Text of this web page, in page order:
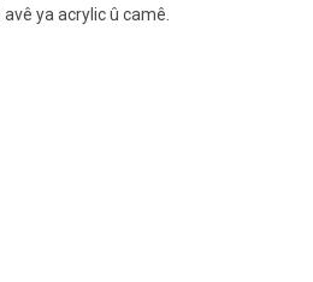
ya acrylic û camê.